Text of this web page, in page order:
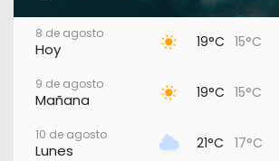
8 de agosto
Hoy 19°C 15°C
9 de agosto
Mañana 19°C 15°C
10 de agosto
Lunes 21°C 17°C